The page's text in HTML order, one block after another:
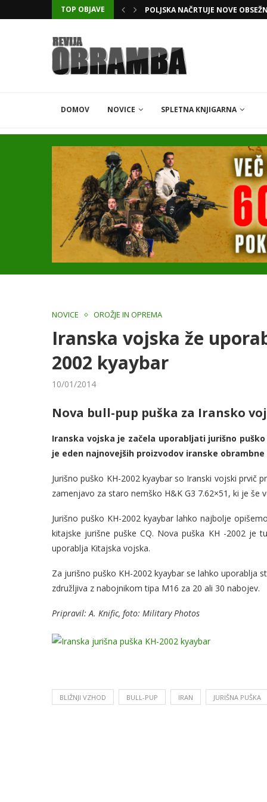
TOP OBJAVE KATARSKI DELNIČAR ZAPLETEL
DOMOV NOVICE SPLETNA KNJIGARNA
NOVICE OROŽJE IN OPREMA
Iranska vojska že
2002 kyaybar
10/01/2014
Nova bull-pup puška za Iransko
Iranska vojska je začela uporabljati jurišno
je eden najnovejših proizvodov iranske
Jurišno puško KH-2002 kyaybar so Iranski vojski
zamenjavo za staro nemško H&K G3 7.62×51, ki je še
Jurišno puško KH-2002 kyaybar lahko najbolje
kitajske jurišne puške CQ. Nova puška KH -2002 je
uporablja Kitajska vojska.
Za jurišno puško KH-2002 kyaybar se lahko uporablja
združljiva z nabojnikom tipa M16 za 20 ali 30 nabojev.
Pripravil: A. Knific, foto: Military Photos
BLIŽNJI VZHOD BULL-PUP IRAN JURIŠNA PUŠKA